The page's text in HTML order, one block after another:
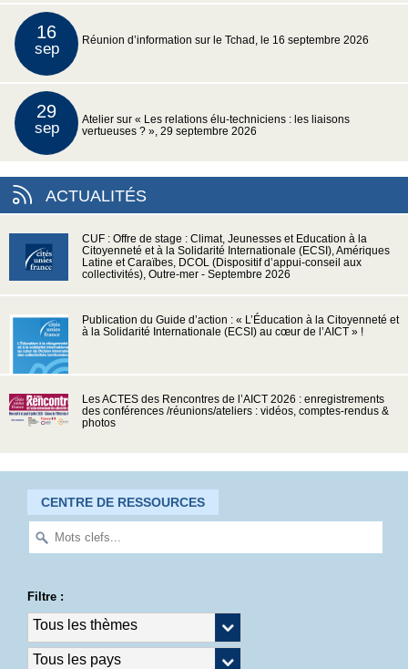
16
sep Réunion d’information sur le Tchad, le 16 septembre 2026
29
sep
Atelier sur « Les relations élu-techniciens : les liaisons
vertueuses ? », 29 septembre 2026
ACTUALITÉS
CUF : Offre de stage : Climat, Jeunesses et Education à la
Citoyenneté et à la Solidarité Internationale (ECSI), Amériques
Latine et Caraïbes, DCOL (Dispositif d’appui-conseil aux
collectivités), Outre-mer - Septembre 2026
Publication du Guide d’action : « L’Éducation à la Citoyenneté et
à la Solidarité Internationale (ECSI) au cœur de l’AICT » !
Les ACTES des Rencontres de l’AICT 2026 : enregistrements
des conférences /réunions/ateliers : vidéos, comptes-rendus &
photos
CENTRE DE RESSOURCES
Filtre :